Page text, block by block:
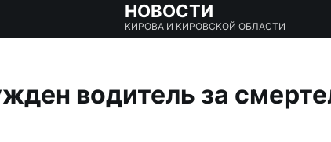
НОВОСТИ
КИРОВА И КИРОВСКОЙ ОБЛАСТИ
водитель за